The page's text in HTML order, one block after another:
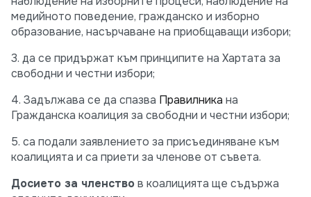
медийното поведение, гражданско и изборно
образование, насърчаване на приобщаващи избори;
3. да се придържат към принципите на Хартата за
свободни и честни избори;
4. Задължава се да спазва Правилника на
Гражданска коалиция за свободни и честни избори;
5. са подали заявлението за присъединяване към
коалицията и са приети за членове от съвета.
Досието за членствов коалицията ще съдържа